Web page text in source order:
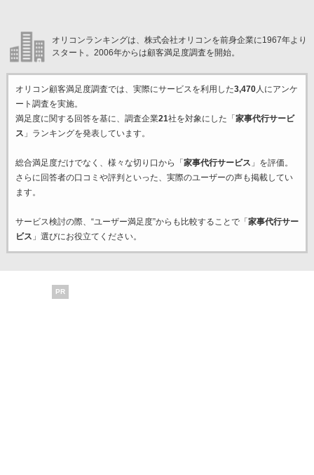
オリコンランキングは、株式会社オリコンを前身企業に1967年より
スタート。2006年からは顧客満足度調査を開始。
オリコン顧客満足度調査では、実際にサービスを利用した3,470人にアンケ
ート調査を実施。
満足度に関する回答を基に、調査企業21社を対象にした「 家事代行サービ
ス 」ランキングを発表しています。
総合満足度だけでなく、様々な切り口から「 家事代行サービス 」を評価。
さらに回答者の口コミや評判といった、実際のユーザーの声も掲載してい
ます。
サービス検討の際、“ユーザー満足度”からも比較することで「 家事代行サー
ビス 」選びにお役立てください。
PR